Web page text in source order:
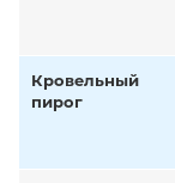
Кровельный
пирог